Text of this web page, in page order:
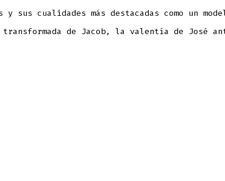
cualidades más destacadas como un
de Jacob, la valentía de José